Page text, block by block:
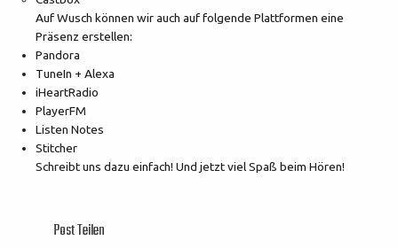
Auf Wusch können wir auch auf folgende Plattformen eine
Präsenz erstellen:
Pandora
TuneIn + Alexa
iHeartRadio
PlayerFM
Listen Notes
Stitcher
Schreibt uns dazu einfach! Und jetzt viel Spaß beim Hören!
Post Teilen